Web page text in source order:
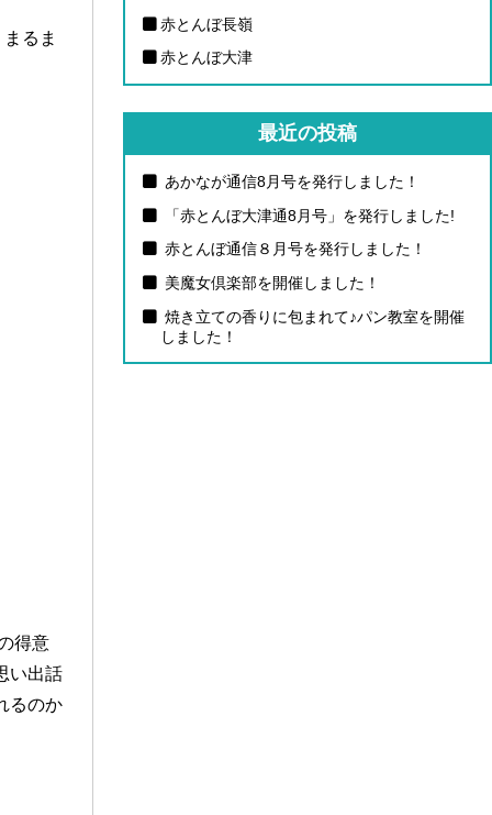
るま
得意
い出話
るのか
赤とんぼ長嶺
赤とんぼ大津
最近の投稿
あかなが通信8月号を発行しました！
「赤とんぼ大津通8月号」を発行しました!
赤とんぼ通信８月号を発行しました！
美魔女倶楽部を開催しました！
焼き立ての香りに包まれて♪パン教室を開催
しました！